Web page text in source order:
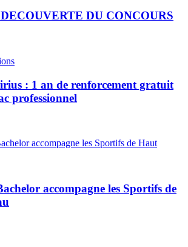
DU CONCOURS
: 1 an de renforcement gratuit
professionnel
accompagne les Sportifs de